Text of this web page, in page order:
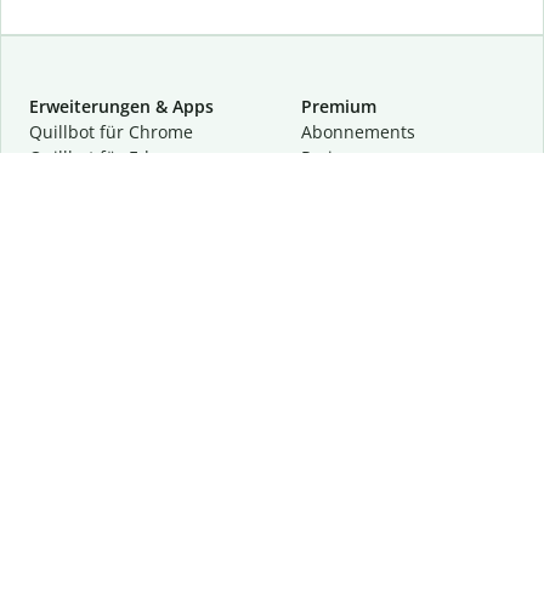
Erweiterungen & Apps
Quillbot für Chrome
Quillbot für Edge
Premium
Abon­ne­ments
Preise